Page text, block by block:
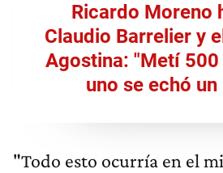
Ricardo Moreno
Claudio Barrelier y
Agostina: "Metí 500
uno se echó
"Todo esto ocurría en el